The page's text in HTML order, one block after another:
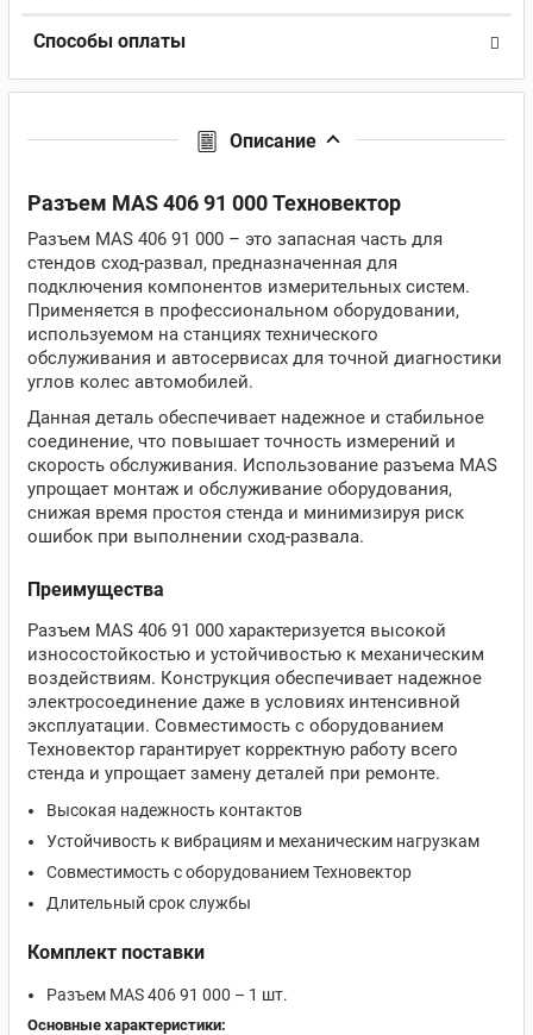
Способы оплаты
Описание
Разъем MAS 406 91 000 Техновектор
Разъем MAS 406 91 000 – это запасная часть для
стендов сход-развал, предназначенная для
подключения компонентов измерительных систем.
Применяется в профессиональном оборудовании,
используемом на станциях технического
обслуживания и автосервисах для точной диагностики
углов колес автомобилей.
Данная деталь обеспечивает надежное и стабильное
соединение, что повышает точность измерений и
скорость обслуживания. Использование разъема MAS
упрощает монтаж и обслуживание оборудования,
снижая время простоя стенда и минимизируя риск
ошибок при выполнении сход-развала.
Преимущества
Разъем MAS 406 91 000 характеризуется высокой
износостойкостью и устойчивостью к механическим
воздействиям. Конструкция обеспечивает надежное
электросоединение даже в условиях интенсивной
эксплуатации. Совместимость с оборудованием
Техновектор гарантирует корректную работу всего
стенда и упрощает замену деталей при ремонте.
Высокая надежность контактов
Устойчивость к вибрациям и механическим нагрузкам
Совместимость с оборудованием Техновектор
Длительный срок службы
Комплект поставки
Разъем MAS 406 91 000 – 1 шт.
Основные характеристики: